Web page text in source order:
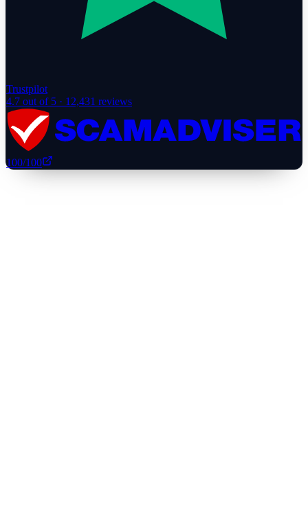
Trustpilot
4.7 out of 5 · 12,431 reviews
100/100